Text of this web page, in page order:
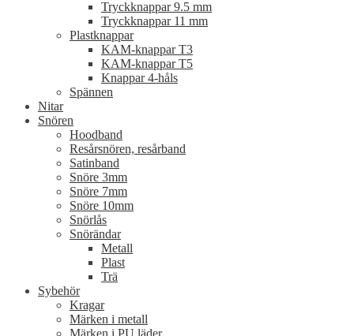
Tryckknappar 9.5 mm
Tryckknappar 11 mm
Plastknappar
KAM-knappar T3
KAM-knappar T5
Knappar 4-håls
Spännen
Nitar
Snören
Hoodband
Resårsnören, resårband
Satinband
Snöre 3mm
Snöre 7mm
Snöre 10mm
Snörlås
Snörändar
Metall
Plast
Trä
Sybehör
Kragar
Märken i metall
Märken i PU läder